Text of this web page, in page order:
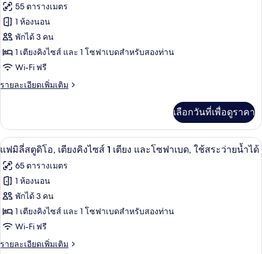
1
เตียง
และ
โซฟา
ว่าย
น้ำ
ได้
ลัก
ซ์,
คิง
ไซส์
เตียง
และ
สระ
ว่าย
น้ำ
ทั้งหมด
ของ
ห้อง
ดี
ลัก
เตียง
คิง
ไซส์
1
เตียง
และ
โซฟา
55 ตารางเมตร
1 ห้องนอน
พักได้ 3 คน
1 เตียงคิงไซส์ และ 1 โซฟาเบดสำหรับสองท่าน
Wi-Fi ฟรี
รายละเอียดเพิ่มเติม
ราย
เกี่ยว
กับ
ห้อง
ลัก
ซ์,
คิง
ไซส์
เตียง
และ
เลือกวันที่เพื่อดูราคา
เปิด
ภาพถ่าย
ทั้งหมด
ของ
แฟ
มิ
ลี่
แฟมิลี่สตูดิโอ, เตียงคิงไซส์ 1 เตียง แ
6
แฟมิลี่สตูดิโอ, เตียงคิงไซส์ 1 เตียง และโซฟาเบด, ใช้สระว่ายน้ำได้
65 ตารางเมตร
1 ห้องนอน
พักได้ 3 คน
1 เตียงคิงไซส์ และ 1 โซฟาเบดสำหรับสองท่าน
Wi-Fi ฟรี
รายละเอียดเพิ่มเติม
ราย